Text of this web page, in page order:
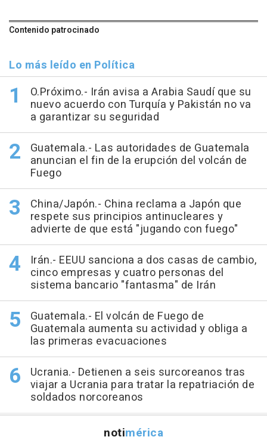
Contenido patrocinado
Lo más leído en Política
O.Próximo.- Irán avisa a Arabia Saudí que su
nuevo acuerdo con Turquía y Pakistán no va
a garantizar su seguridad
Guatemala.- Las autoridades de Guatemala
anuncian el fin de la erupción del volcán de
Fuego
China/Japón.- China reclama a Japón que
respete sus principios antinucleares y
advierte de que está "jugando con fuego"
Irán.- EEUU sanciona a dos casas de cambio,
cinco empresas y cuatro personas del
sistema bancario "fantasma" de Irán
Guatemala.- El volcán de Fuego de
Guatemala aumenta su actividad y obliga a
las primeras evacuaciones
Ucrania.- Detienen a seis surcoreanos tras
viajar a Ucrania para tratar la repatriación de
soldados norcoreanos
notimérica